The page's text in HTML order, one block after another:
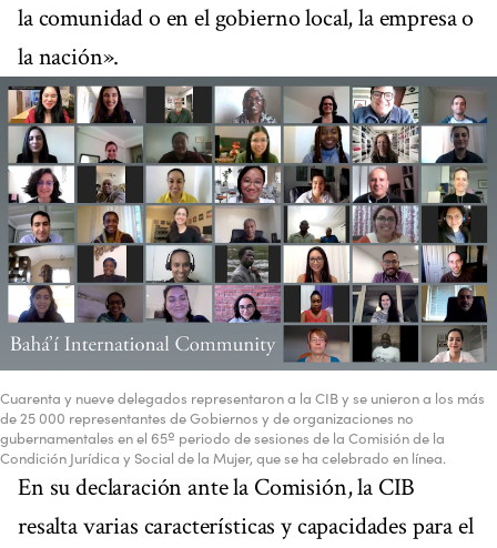
la comunidad o en el gobierno local, la empresa o
la nación».
Cuarenta y nueve delegados representaron a la CIB y se unieron a los más
de 25 000 representantes de Gobiernos y de organizaciones no
gubernamentales en el 65º periodo de sesiones de la Comisión de la
Condición Jurídica y Social de la Mujer, que se ha celebrado en línea.
En su declaración ante la Comisión, la CIB
resalta varias características y capacidades para el